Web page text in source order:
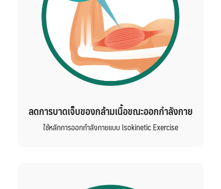
ลดการบาดเจ็บของกล้ามเนื้อขณะออกกำลังกาย
ใช้หลักการออกกำลังกายแบบ Isokinetic Exercise